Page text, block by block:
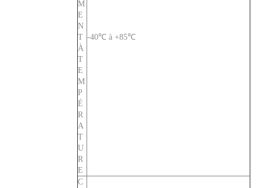
M
E
N
T
À
T
E
M
P
É
R
A
T
U
R
E
-40℃ à +85℃
C